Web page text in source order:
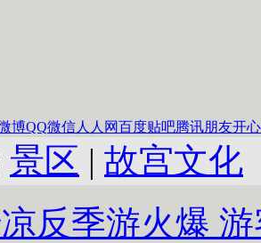
博QQ微信人人网百度贴吧腾讯朋友开
景区 | 故宫文化
反季游火爆